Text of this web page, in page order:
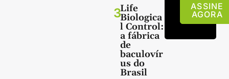
3Life
Biologica
l Control:
a fábrica
de
baculovír
us do
Brasil
ASSINE
AGORA